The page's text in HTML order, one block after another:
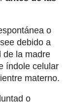
o
debido a
de la madre
índole celular
materno.
o